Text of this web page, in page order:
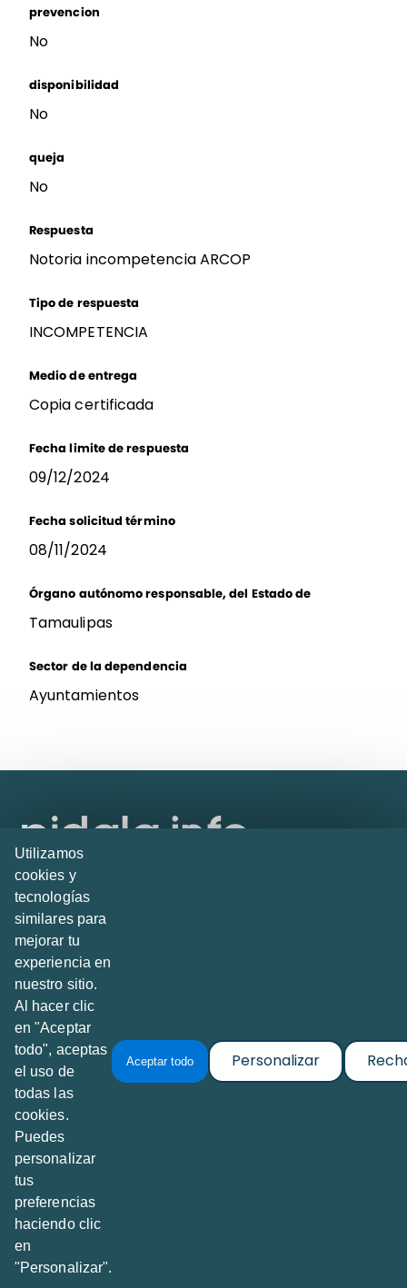
prevencion
No
disponibilidad
No
queja
No
Respuesta
Notoria incompetencia ARCOP
Tipo de respuesta
INCOMPETENCIA
Medio de entrega
Copia certificada
Fecha limite de respuesta
09/12/2024
Fecha solicitud término
08/11/2024
Órgano autónomo responsable, del Estado de
Tamaulipas
Sector de la dependencia
Ayuntamientos
Utilizamos
cookies y
tecnologías
similares para
mejorar tu
experiencia en
nuestro sitio.
Al hacer clic
en "Aceptar
todo", aceptas
el uso de
todas las
cookies.
Puedes
personalizar
tus
preferencias
haciendo clic
en
"Personalizar".
Aceptar todo Personalizar
Creado por
Calle Querétaro 120, Depto H
Col. Roma Norte, 06700, Ciudad de México, MX
Contacto
Sobre el proyecto
Acerca de Pidala.info
Política de Privacidad & Cookies
Términos y Condiciones de Uso
Toda la información de pidala.info proviene de fuentes
públicas y se reutiliza según la legislación de datos del país
publicador.